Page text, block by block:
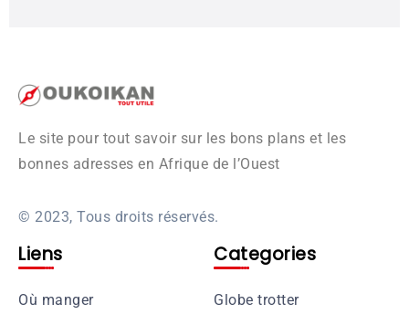
Le site pour tout savoir sur les bons plans et les
bonnes adresses en Afrique de l’Ouest
© 2023, Tous droits réservés.
Liens
Où manger
Categories
Globe trotter